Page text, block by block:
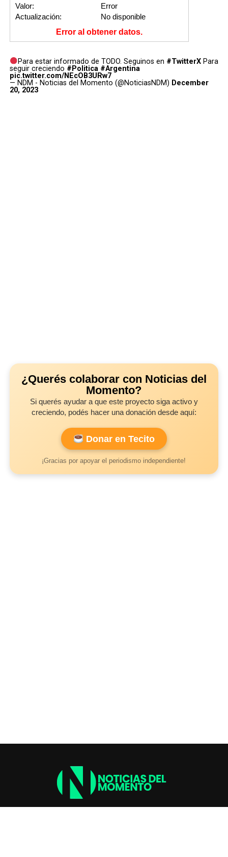
Valor:
Error
Actualización:
No disponible
Error al obtener datos.
Para estar informado de TODO. Seguinos en #TwitterX Para
seguir creciendo #Politica #Argentina
pic.twitter.com/NEcOB3URw7
— NDM - Noticias del Momento (@NoticiasNDM) December
20, 2023
¿Querés colaborar con Noticias del
Momento?
Si querés ayudar a que este proyecto siga activo y
creciendo, podés hacer una donación desde aquí:
Donar en Tecito
¡Gracias por apoyar el periodismo independiente!